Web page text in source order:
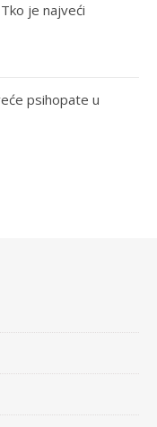
je najveći
psihopate u